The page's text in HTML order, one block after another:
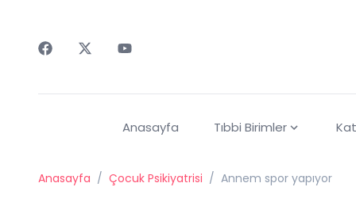
Anasayfa Tıbbi Birimler
Anasayfa / Çocuk Psikiyatrisi / Annem spor yapıyor